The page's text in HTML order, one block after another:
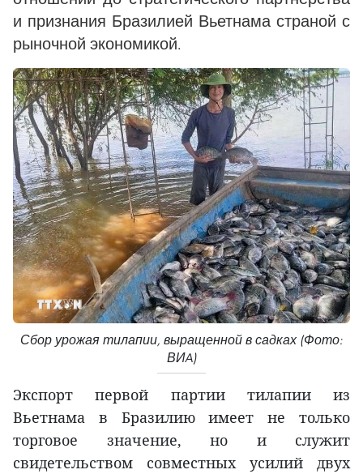
и признания Бразилией Вьетнама страной с
рыночной экономикой.
Сбор урожая тилапии, выращенной в садках (Фото:
ВИA)
Экспорт первой партии тилапии из
Вьетнама в Бразилию имеет не только
торговое значение, но и служит
свидетельством совместных усилий двух